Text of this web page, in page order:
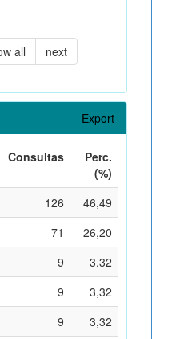
all next
Export
Consultas
Perc.
(%)
126
46,49
71
26,20
9
3,32
9
3,32
9
3,32